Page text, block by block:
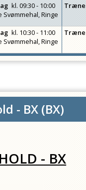
kl.09:30 - 10:00
Svømmehal, Ringe
kl. 10:30 - 11:00
Svømmehal, Ringe
- BX (BX)
- BX